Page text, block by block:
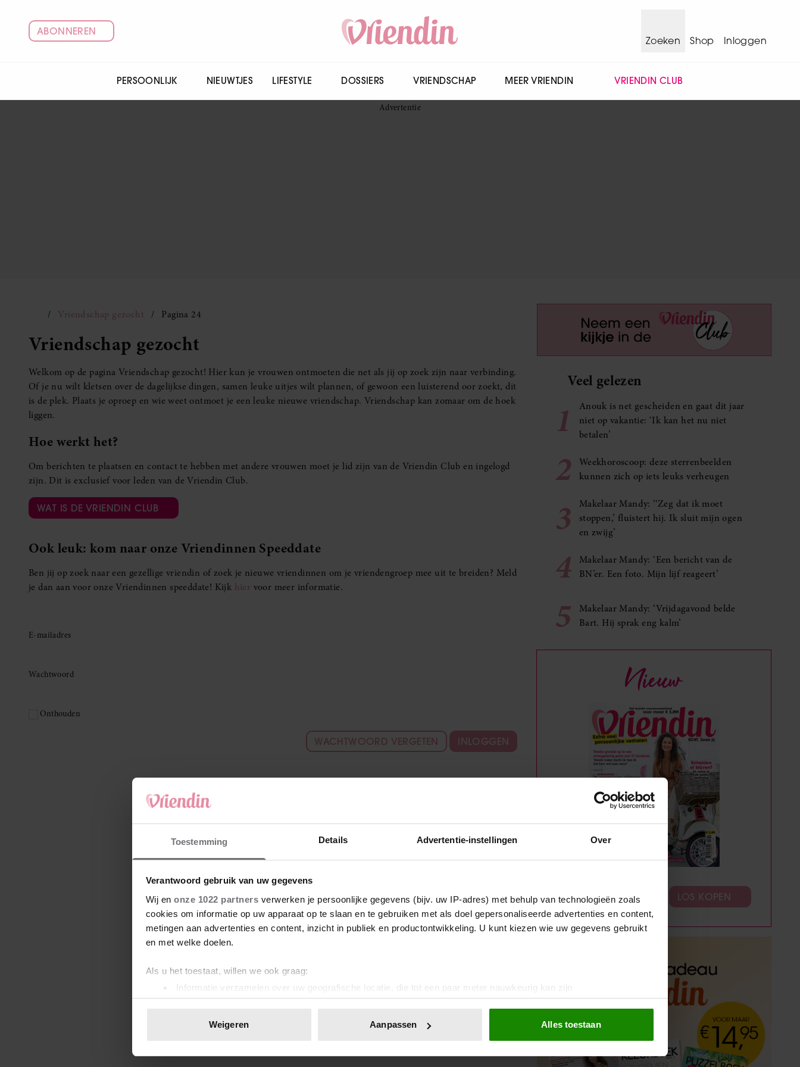
Toestemming Details Advertentie-instellingen Over
Verantwoord gebruik van uw gegevens
Wij en onze 1022 partners verwerken je persoonlijke gegevens (bijv. uw IP-adres) met behulp van technologieën zoals
cookies om informatie op uw apparaat op te slaan en te gebruiken met als doel gepersonaliseerde advertenties en content,
metingen aan advertenties en content, inzicht in publiek en productontwikkeling. U kunt kiezen wie uw gegevens gebruikt
en met welke doelen.
Als u het toestaat, willen we ook graag:
Informatie verzamelen over uw geografische locatie, die tot een paar meter nauwkeurig kan zijn
Uw apparaat identificeren door het actief te scannen op specifieke eigenschappen (fingerprinting)
toestemming op elk moment wijzigen of intrekken in de Cookieverklaring.
We gebruiken cookies om content en advertenties te personaliseren, om functies voor social media te bieden en om ons
Weigeren Aanpassen Alles toestaan
ABONNEREN
Zoeken
Shop Inloggen
PERSOONLIJK NIEUWTJES LIFESTYLE DOSSIERS VRIENDSCHAP MEER VRIENDIN VRIENDIN CLUB
Vriendschap gezocht Pagina 24
Vriendschap gezocht
Welkom op de pagina Vriendschap gezocht! Hier kun je vrouwen ontmoeten die net als jij op zoek zijn naar verbinding.
Of je nu wilt kletsen over de dagelijkse dingen, samen leuke uitjes wilt plannen, of gewoon een luisterend oor zoekt, dit
is de plek. Plaats je oproep en wie weet ontmoet je een leuke nieuwe vriendschap. Vriendschap kan zomaar om de hoek
liggen.
Hoe werkt het?
Om berichten te plaatsen en contact te hebben met andere vrouwen moet je lid zijn van de Vriendin Club en ingelogd
zijn. Dit is exclusief voor leden van de Vriendin Club.
WAT IS DE VRIENDIN CLUB
Ook leuk: kom naar onze Vriendinnen Speeddate
Ben jij op zoek naar een gezellige vriendin of zoek je nieuwe vriendinnen om je vriendengroep mee uit te breiden? Meld
je dan aan voor onze Vriendinnen speeddate! Kijk hier voor meer informatie.
E-mailadres
Wachtwoord
Onthouden
WACHTWOORD VERGETEN INLOGGEN
Veel gelezen
1
Anouk is net gescheiden en gaat dit jaar
niet op vakantie: ‘Ik kan het nu niet
betalen’
2
Weekhoroscoop: deze sterrenbeelden
kunnen zich op iets leuks verheugen
3
Makelaar Mandy: ‘‘Zeg dat ik moet
stoppen,’ fluistert hij. Ik sluit mijn ogen
en zwijg’
4
Makelaar Mandy: ‘Een bericht van de
BN’er. Een foto. Mijn lijf reageert’
5
Makelaar Mandy: ‘Vrijdagavond belde
Bart. Hij sprak eng kalm’
Nieuw
ABONNEREN LOS KOPEN